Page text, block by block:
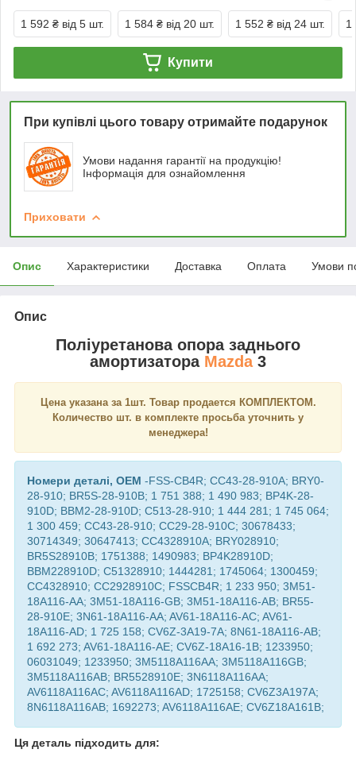
1 592 ₴ від 5 шт. 1 584 ₴ від 20 шт. 1 552 ₴ від 24 шт. 1
Купити
При купівлі цього товару отримайте подарунок
Умови надання гарантії на продукцію!
Інформація для ознайомлення
Приховати
Опис Характеристики Доставка Оплата Умови
Опис
Поліуретанова опора заднього
амортизатора Mazda3
Цена указана за 1шт. Товар продается КОМПЛЕКТОМ.
Количество шт. в комплекте просьба уточнить у
менеджера!
Номери деталі, OEM -FSS-CB4R; CC43-28-910A; BRY0-
28-910; BR5S-28-910B; 1 751 388; 1 490 983; BP4K-28-
910D; BBM2-28-910D; C513-28-910; 1 444 281; 1 745 064;
1 300 459; CC43-28-910; CC29-28-910C; 30678433;
30714349; 30647413; CC4328910A; BRY028910;
BR5S28910B; 1751388; 1490983; BP4K28910D;
BBM228910D; C51328910; 1444281; 1745064; 1300459;
CC4328910; CC2928910C; FSSCB4R; 1 233 950; 3M51-
18A116-AA; 3M51-18A116-GB; 3M51-18A116-AB; BR55-
28-910E; 3N61-18A116-AA; AV61-18A116-AC; AV61-
18A116-AD; 1 725 158; CV6Z-3A19-7A; 8N61-18A116-AB;
1 692 273; AV61-18A116-AE; CV6Z-18A16-1B; 1233950;
06031049; 1233950; 3M5118A116AA; 3M5118A116GB;
3M5118A116AB; BR5528910E; 3N6118A116AA;
AV6118A116AC; AV6118A116AD; 1725158; CV6Z3A197A;
8N6118A116AB; 1692273; AV6118A116AE; CV6Z18A161B;
Ця деталь підходить для: